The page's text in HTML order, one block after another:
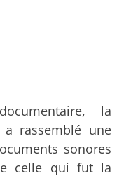
la
a rassemblé une
sonores
celle qui fut la